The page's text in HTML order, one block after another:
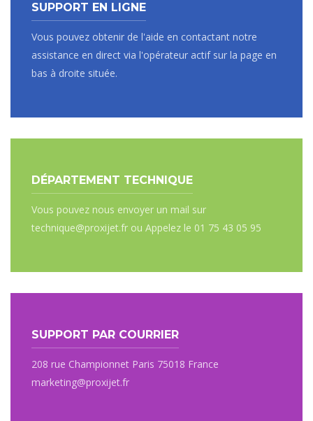
SUPPORT EN LIGNE
Vous pouvez obtenir de l'aide en contactant notre
assistance en direct via l'opérateur actif sur la page en
bas à droite située.
DÉPARTEMENT TECHNIQUE
Vous pouvez nous envoyer un mail sur
technique@proxijet.fr ou Appelez le 01 75 43 05 95
SUPPORT PAR COURRIER
208 rue Championnet Paris 75018 France
marketing@proxijet.fr